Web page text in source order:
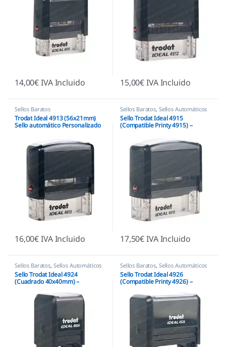
14,00€IVA Incluido 15,00€IVA Incluido
Sellos Baratos
Trodat Ideal 4913 (56x21mm)
Sello automático Personalizado
16,00€IVA Incluido
Sellos Baratos, Sellos Automáticos
Sello Trodat Ideal 4915
(Compatible Printy 4915) –
17,50€IVA Incluido
Sellos Baratos, Sellos Automáticos
Sello Trodat Ideal 4924
(Cuadrado 40x40mm) –
Sellos Baratos, Sellos Automáticos
Sello Trodat Ideal 4926
(Compatible Printy 4926) –